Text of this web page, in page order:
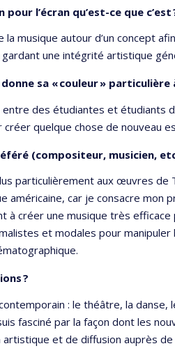
l’écran qu’est-ce que c’est
la musique autour d’un concept
une intégrité artistique
sa « couleur »
entre des étudiantes et étudiants
quelque chose de nouveau
(compositeur, musicien,
particulièrement aux œuvres
américaine, car je consacre
à créer une musique très
et modales pour
?
: le théâtre, la
fasciné par la façon dont les
et de diffusion auprès de